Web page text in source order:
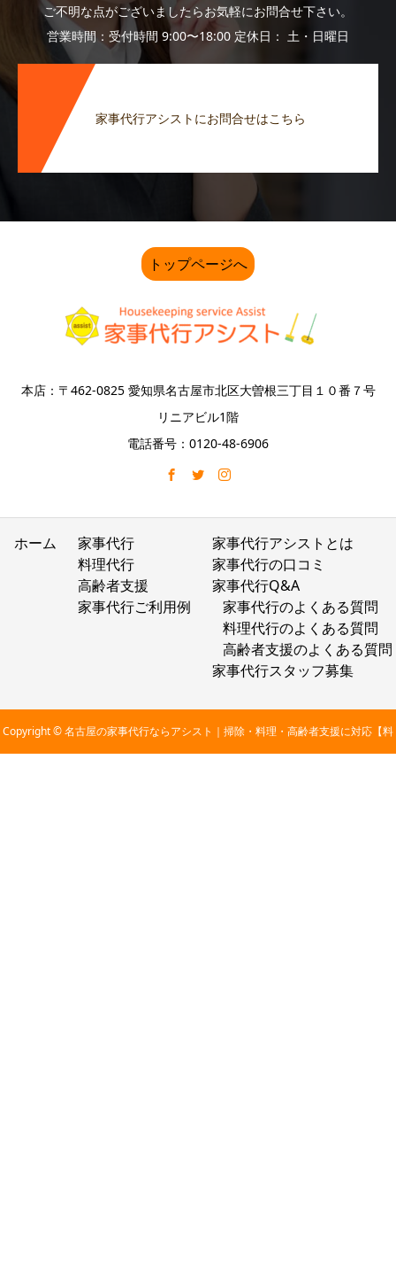
ご不明な点がございましたらお気軽にお問合せ下さい。
営業時間：受付時間 9:00〜18:00 定休日： 土・日曜日
家事代行アシストにお問合せはこちら
トップページへ
本店：〒462-0825 愛知県名古屋市北区大曽根三丁目１０番７号
リニアビル1階
電話番号：0120-48-6906
ホーム
家事代行
料理代行
高齢者支援
家事代行ご利用例
家事代行アシストとは
家事代行の口コミ
家事代行Q&A
家事代行のよくある質問
料理代行のよくある質問
高齢者支援のよくある質問
家事代行スタッフ募集
Copyright © 名古屋の家事代行ならアシスト｜掃除・料理・高齢者支援に対応【料